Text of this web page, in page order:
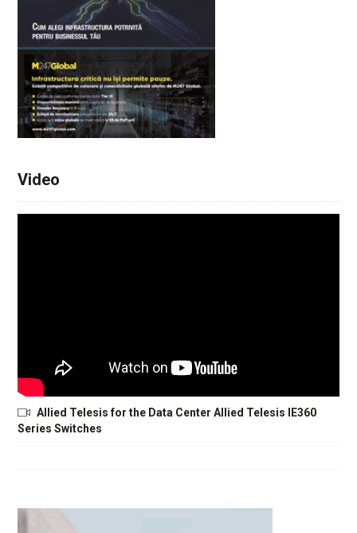
Video
Allied Telesis for the Data Center Allied Telesis IE360
Series Switches